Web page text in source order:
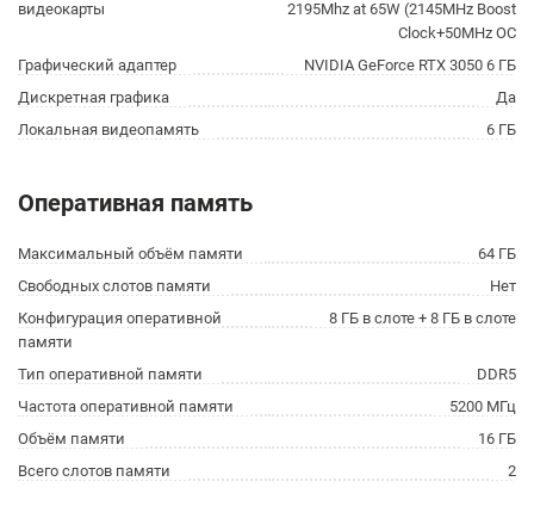
видеокарты
2195Mhz at 65W (2145MHz Boost
Clock+50MHz OC
Графический адаптер
NVIDIA GeForce RTX 3050 6 ГБ
Дискретная графика
Да
Локальная видеопамять
6 ГБ
Оперативная память
Максимальный объём памяти
64 ГБ
Свободных слотов памяти
Нет
Конфигурация оперативной
памяти
8 ГБ в слоте + 8 ГБ в слоте
Тип оперативной памяти
DDR5
Частота оперативной памяти
5200 МГц
Объём памяти
16 ГБ
Всего слотов памяти
2